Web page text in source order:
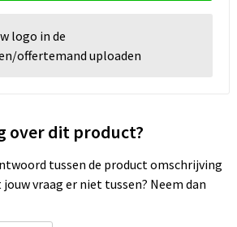
logo in de
offertemand uploaden
over dit product?
tussen de product omschrijving
vraag er niet tussen? Neem dan